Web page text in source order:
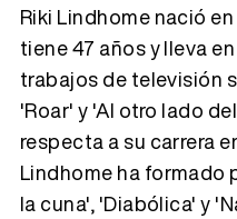
Riki Lindhome nació en
tiene 47 años y lleva
trabajos de televisión
'Roar' y 'Al otro lado
respecta a su carrera
Lindhome ha formado
la cuna', 'Diabólica' y